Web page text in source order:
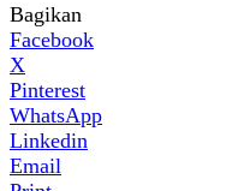
Bagikan
Facebook
X
Pinterest
WhatsApp
Linkedin
Email